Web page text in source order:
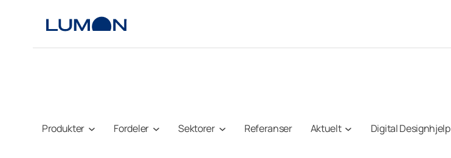
Produkter Fordeler Sektorer Referanser Aktuelt Digital Designhjelp